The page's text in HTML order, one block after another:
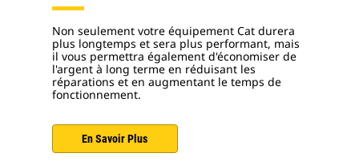
Non seulement votre équipement Cat durera
plus longtemps et sera plus performant, mais
il vous permettra également d'économiser de
l'argent à long terme en réduisant les
réparations et en augmentant le temps de
fonctionnement.
En Savoir Plus